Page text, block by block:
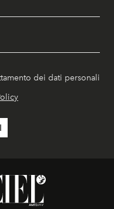
dei dati personali